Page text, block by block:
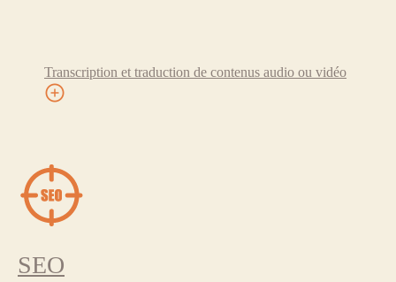
Transcription et traduction de contenus audio ou vidéo
SEO